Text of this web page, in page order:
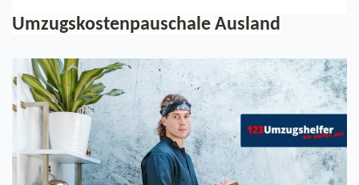
Umzugskostenpauschale Ausland